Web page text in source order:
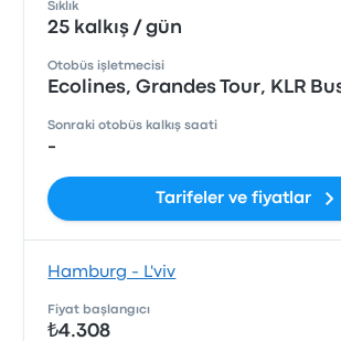
Sıklık
25 kalkış / gün
Otobüs işletmecisi
Ecolines, Grandes Tour, KLR
Sonraki otobüs kalkış saati
-
Tarifeler ve fiyatlar
Hamburg - L'viv
Fiyat başlangıcı
₺4.308